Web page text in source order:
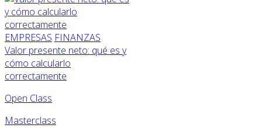
EMPRESAS FINANZAS
Valor presente neto: qué es y
cómo calcularlo
correctamente
Open Class
Masterclass